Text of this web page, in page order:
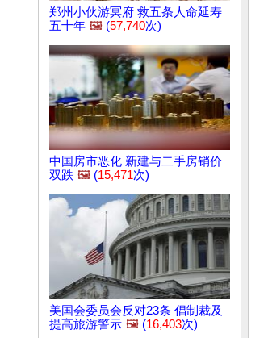
郑州小伙游冥府 救五条人命延寿
五十年 🖼️ (57,740次)
中国房市恶化 新建与二手房销价
双跌 🖼️ (15,471次)
美国会委员会反对23条 倡制裁及
提高旅游警示 🖼️ (16,403次)